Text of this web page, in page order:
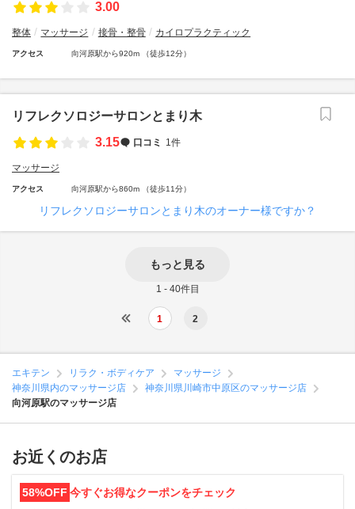
3.00
整体 マッサージ 接骨・整骨 カイロプラクティック
アクセス 向河原駅から920m （徒歩12分）
リフレクソロジーサロンとまり木
3.15
口コミ 1件
マッサージ
アクセス 向河原駅から860m （徒歩11分）
リフレクソロジーサロンとまり木のオーナー様ですか？
もっと見る
1 - 40件目
1 2
エキテン リラク・ボディケア
マッサージ
神奈川県内のマッサージ店
神奈川県川崎市中原区のマッサージ店
向河原駅のマッサージ店
お近くのお店
58%OFF 今すぐお得なクーポンをチェック